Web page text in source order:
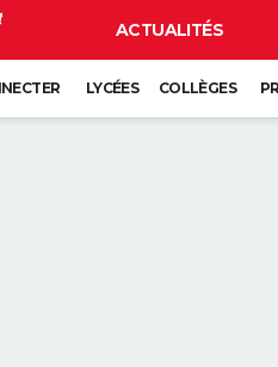
ACTUALITÉS
LYCÉES COLLÈGES